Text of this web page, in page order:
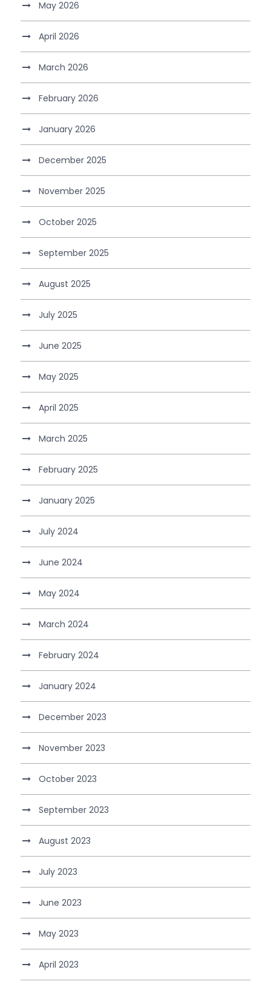
May 2026
April 2026
March 2026
February 2026
January 2026
December 2025
November 2025
October 2025
September 2025
August 2025
July 2025
June 2025
May 2025
April 2025
March 2025
February 2025
January 2025
July 2024
June 2024
May 2024
March 2024
February 2024
January 2024
December 2023
November 2023
October 2023
September 2023
August 2023
July 2023
June 2023
May 2023
April 2023